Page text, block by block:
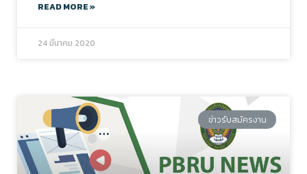
READ MORE »
24 มีนาคม 2020
ข่าวรับสมัครงาน